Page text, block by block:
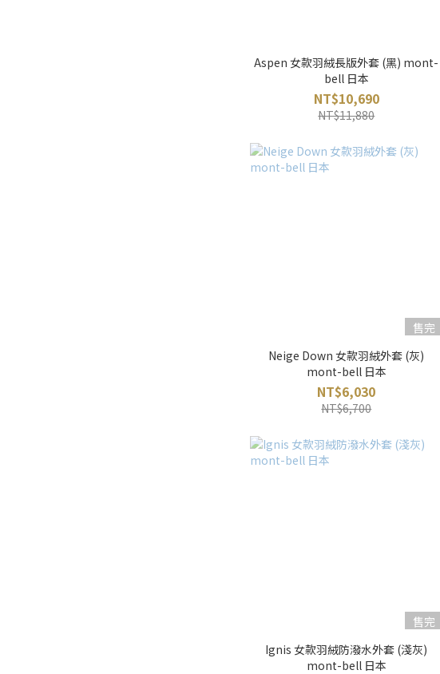
Aspen 女款羽絨長版外套 (黑) mont-
bell 日本
NT$10,690
NT$11,880
售完
Neige Down 女款羽絨外套 (灰)
mont-bell 日本
NT$6,030
NT$6,700
售完
Ignis 女款羽絨防潑水外套 (淺灰)
mont-bell 日本